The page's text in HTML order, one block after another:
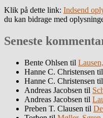
Klik på dette link: Indsend
du kan bidrage med
Seneste
Bente Ohlsen til
Hanne C. Christensen til
Hanne C. Christensen til
Andreas Jacobsen til
Andreas Jacobsen til
Preben T. Clausen til